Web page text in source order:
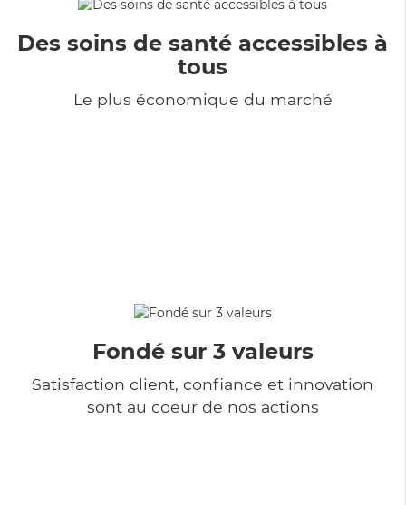
Des soins de santé accessibles à
tous
Le plus économique du marché
Fondé sur 3 valeurs
Satisfaction client, confiance et innovation
sont au coeur de nos actions